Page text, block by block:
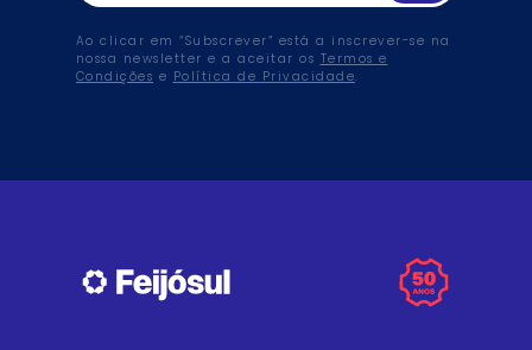
Ao clicar em “Subscrever” está a inscrever-se na
nossa newsletter e a aceitar os Termos e
Condições e Política de Privacidade.